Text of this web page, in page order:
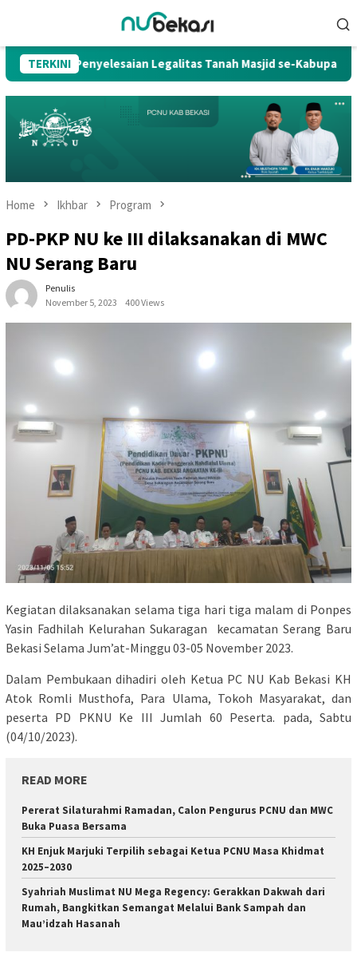
Menu
TERKINI
Penyelesaian Legalitas Tanah Masjid se-Kabupaten Bekasi
Home Ikhbar Program
PD-PKP NU ke III dilaksanakan di MWC
NU Serang Baru
Penulis
November 5, 2023
400 Views
Kegiatan dilaksanakan selama tiga hari tiga malam di Ponpes
Yasin Fadhilah Kelurahan Sukaragan kecamatan Serang Baru
Bekasi Selama Jum’at-Minggu 03-05 November 2023.
Dalam Pembukaan dihadiri oleh Ketua PC NU Kab Bekasi KH
Atok Romli Musthofa, Para Ulama, Tokoh Masyarakat, dan
peserta PD PKNU Ke III Jumlah 60 Peserta. pada, Sabtu
(04/10/2023).
READ MORE
Pererat Silaturahmi Ramadan, Calon Pengurus PCNU dan MWC
Buka Puasa Bersama
KH Enjuk Marjuki Terpilih sebagai Ketua PCNU Masa Khidmat
2025–2030
Syahriah Muslimat NU Mega Regency: Gerakkan Dakwah dari
Rumah, Bangkitkan Semangat Melalui Bank Sampah dan
Mau’idzah Hasanah